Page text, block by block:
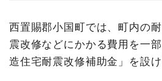
西置賜郡小国町では、町内の
震改修などにかかる費用を一
造住宅耐震改修補助金」を設け